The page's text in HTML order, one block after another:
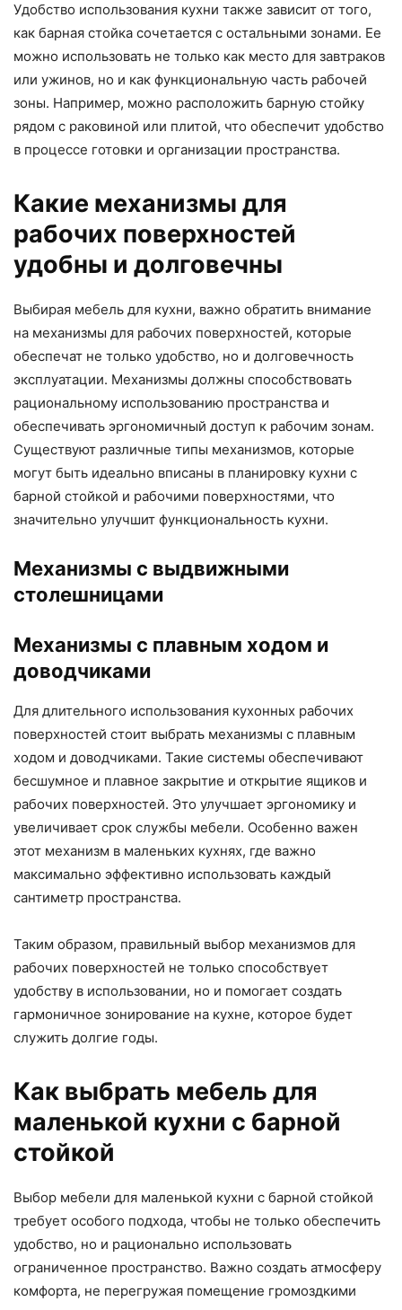
Удобство использования кухни также зависит от того,
как барная стойка сочетается с остальными зонами. Ее
можно использовать не только как место для завтраков
или ужинов, но и как функциональную часть рабочей
зоны. Например, можно расположить барную стойку
рядом с раковиной или плитой, что обеспечит удобство
в процессе готовки и организации пространства.
Какие механизмы для
рабочих поверхностей
удобны и долговечны
Выбирая мебель для кухни, важно обратить внимание
на механизмы для рабочих поверхностей, которые
обеспечат не только удобство, но и долговечность
эксплуатации. Механизмы должны способствовать
рациональному использованию пространства и
обеспечивать эргономичный доступ к рабочим зонам.
Существуют различные типы механизмов, которые
могут быть идеально вписаны в планировку кухни с
барной стойкой и рабочими поверхностями, что
значительно улучшит функциональность кухни.
Механизмы с выдвижными
столешницами
Механизмы с плавным ходом и
доводчиками
Для длительного использования кухонных рабочих
поверхностей стоит выбрать механизмы с плавным
ходом и доводчиками. Такие системы обеспечивают
бесшумное и плавное закрытие и открытие ящиков и
рабочих поверхностей. Это улучшает эргономику и
увеличивает срок службы мебели. Особенно важен
этот механизм в маленьких кухнях, где важно
максимально эффективно использовать каждый
сантиметр пространства.
Таким образом, правильный выбор механизмов для
рабочих поверхностей не только способствует
удобству в использовании, но и помогает создать
гармоничное зонирование на кухне, которое будет
служить долгие годы.
Как выбрать мебель для
маленькой кухни с барной
стойкой
Выбор мебели для маленькой кухни с барной стойкой
требует особого подхода, чтобы не только обеспечить
удобство, но и рационально использовать
ограниченное пространство. Важно создать атмосферу
комфорта, не перегружая помещение громоздкими